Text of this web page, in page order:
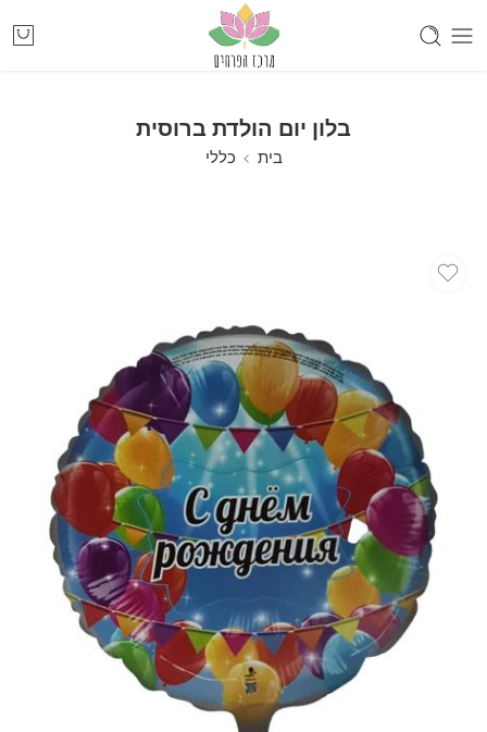
בלון יום הולדת ברוסית
בית כללי